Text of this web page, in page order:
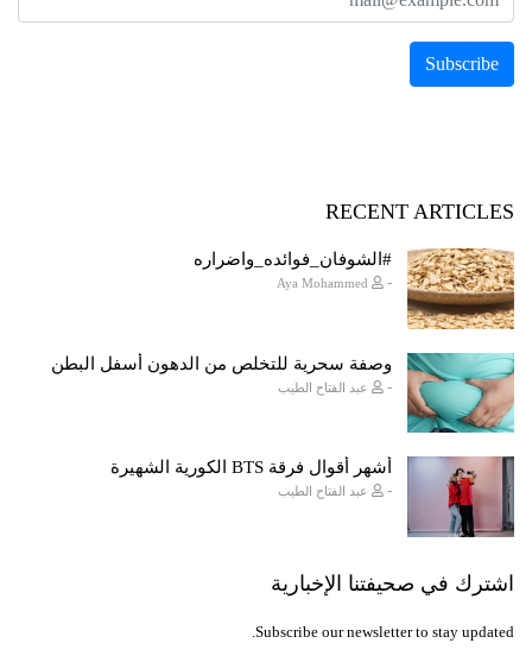
RECENT ARTICLES
#الشوفان_فوائده_واضراره
-
وصفة سحرية للتخلص من الدهون أسفل البطن
- عبد الفتاح الطيب
أشهر أقوال فرقة BTS الكورية الشهيرة
- عبد الفتاح الطيب
اشترك في صحيفتنا الإخبارية
Subscribe our newsletter to stay updated.